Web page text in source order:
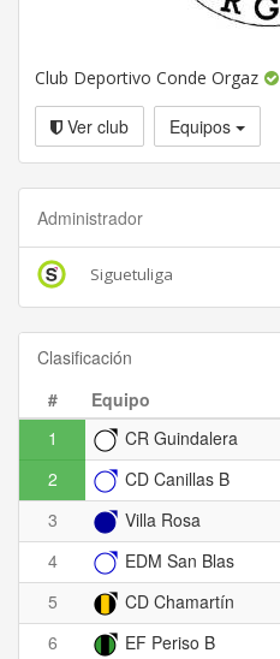
Club Deportivo Conde Orgaz
Ver club Equipos
Administrador
Siguetuliga
Clasificación
#
Equipo
1
CR Guindalera
2
CD Canillas B
3
Villa Rosa
4
EDM San Blas
5
CD Chamartín
6
EF Periso B